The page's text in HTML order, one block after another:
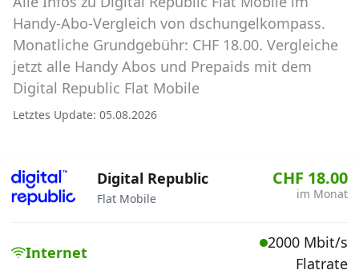
Abos für Tablets, Hotspots und Smart
Watches
Tarifrechner Handy-Abo
Der gute alte Tarifrechner im neuen Design
Alle Anbieter
Mobilfunknetz Schweiz
Handy-Abo-Vergleich von dschungelkompass.
Monatliche Grundgebühr: CHF 18.00. Vergleiche
jetzt alle Handy Abos und Prepaids mit dem
Digital Republic Flat Mobile
Letztes Update: 05.08.2026
Digital Republic
Flat Mobile
CHF 18.00
im Monat
Internet
2000 Mbit/s
Flatrate